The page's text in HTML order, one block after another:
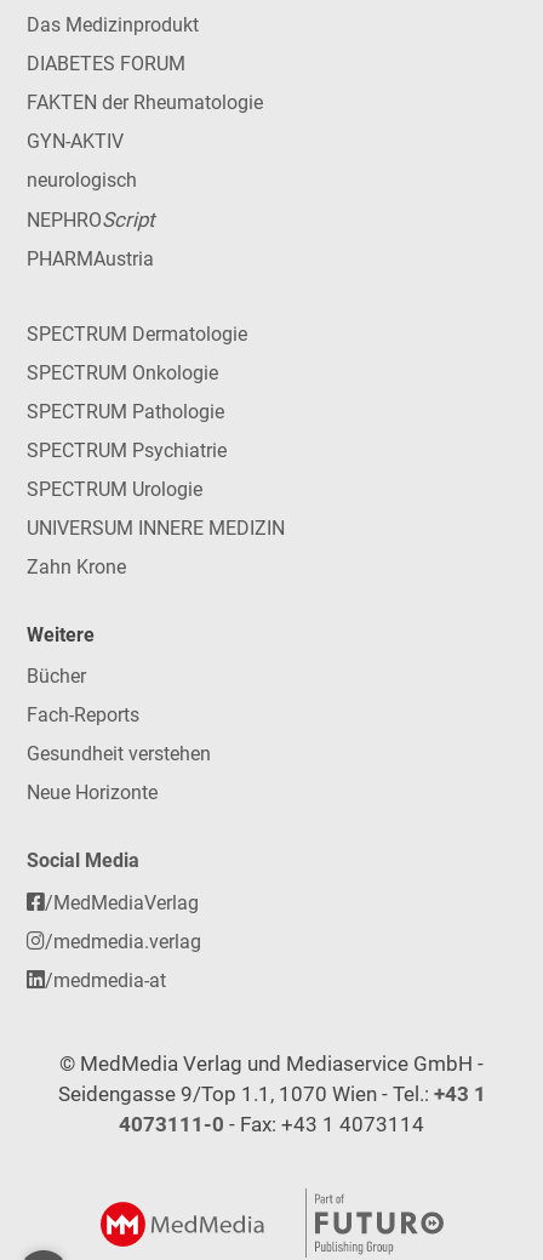
Das Medizinprodukt
DIABETES FORUM
FAKTEN der Rheumatologie
GYN-AKTIV
neurologisch
NEPHROScript
PHARMAustria
SPECTRUM Dermatologie
SPECTRUM Onkologie
SPECTRUM Pathologie
SPECTRUM Psychiatrie
SPECTRUM Urologie
UNIVERSUM INNERE MEDIZIN
Zahn Krone
Weitere
Bücher
Fach-Reports
Gesundheit verstehen
Neue Horizonte
Social Media
/MedMediaVerlag
/medmedia.verlag
/medmedia-at
© MedMedia Verlag und Mediaservice GmbH -
Seidengasse 9/Top 1.1, 1070 Wien - Tel.: +43 1
4073111-0 - Fax: +43 1 4073114